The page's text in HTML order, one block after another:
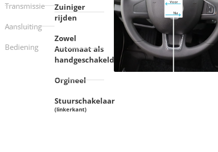
Transmissie
Aansluiting
Bediening
Zuiniger
rijden
Zowel
Automaat als
handgeschakeld
Orgineel
Stuurschakelaar
(linkerkant)